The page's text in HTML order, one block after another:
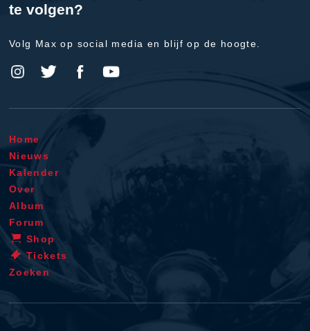
te volgen?
Volg Max op social media en blijf op de hoogte.
Home
Nieuws
Kalender
Over
Album
Forum
Shop
Tickets
Zoeken